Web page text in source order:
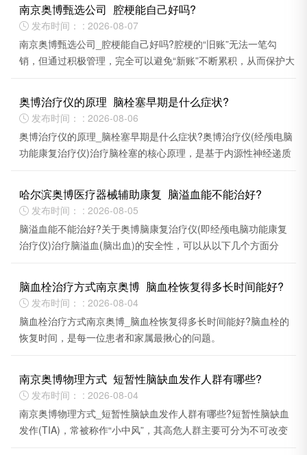
南京奥博甄选公司_腔梗能自己好吗?
 发布时间： : 2026-08-07
南京奥博甄选公司_腔梗能自己好吗?腔梗的“旧账”无法一笔勾
销，但通过积极管理，完全可以避免“新账”不断累积，从而保护大
奥博治疗仪的原理_脑栓塞早期是什么症状?
 发布时间： : 2026-08-06
奥博治疗仪的原理_脑栓塞早期是什么症状?奥博治疗仪(经颅电脑
功能康复治疗仪)治疗脑栓塞的核心原理，是基于内源性神经递质
哈尔滨奥博医疗器械辅助康复_脑溢血能不能治好?
 发布时间： : 2026-08-05
脑溢血能不能治好?关于奥博脑康复治疗仪(即经颅电脑功能康复
治疗仪)治疗脑溢血(脑出血)的安全性，可以从以下几个方面分
脑血栓治疗方式南京奥博_脑血栓恢复得多长时间能好?
 发布时间： : 2026-08-04
脑血栓治疗方式南京奥博_脑血栓恢复得多长时间能好?脑血栓的
恢复时间，是每一位患者和家属最揪心的问题。
南京奥博物理方式_短暂性脑缺血发作人群有哪些?
 发布时间： : 2026-08-04
南京奥博物理方式_短暂性脑缺血发作人群有哪些?短暂性脑缺血
发作(TIA)，常被称作“小中风”，其高危人群主要可分为不可改变